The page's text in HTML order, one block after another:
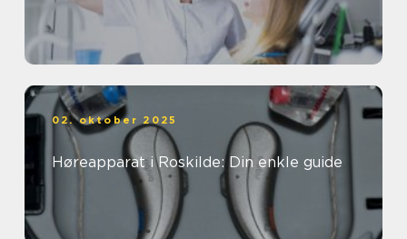
02. oktober 2025
Høreapparat i Roskilde: Din enkle guide